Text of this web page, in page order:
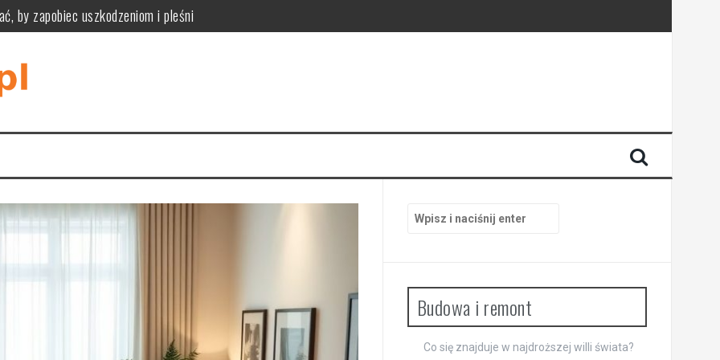
by zapobiec uszkodzeniom i pleśni
przyczyny i bezpiecznie je usunąć
funkcjonalność i praktyczne zastosowania w różnych wnętrzach
Budowa i remont
Co się znajduje w najdroższej willi świata?